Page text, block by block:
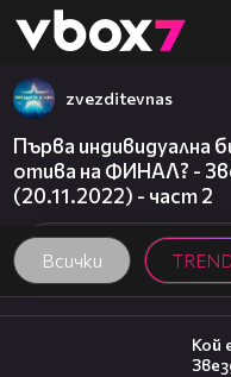
👾
Всички
zvezditevnas
Първа индивидуална
отива на ФИНАЛ? -
(20.11.2022) - част 2
10:18
Кой